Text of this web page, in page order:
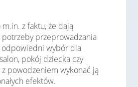
z faktu, że dają
potrzeby przeprowadzania
wybór dla
pokój dziecka czy
z powodzeniem wykonać ją
efektów.